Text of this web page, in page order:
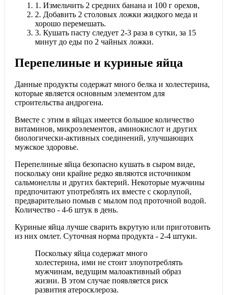
1. Измельчить 2 средних банана и 100 г орехов,
2. Добавить 2 столовых ложки жидкого меда и
хорошо перемешать.
3. Кушать пасту следует 2-3 раза в сутки, за 15
минут до еды по 2 чайных ложки.
Перепелиные и куриные яйца
Данные продукты содержат много белка и холестерина,
которые является основным элементом для
строительства андрогена.
Вместе с этим в яйцах имеется большое количество
витаминов, микроэлементов, аминокислот и других
биологически-активных соединений, улучшающих
мужское здоровье.
Перепелиные яйца безопасно кушать в сыром виде,
поскольку они крайне редко являются источником
сальмонеллы и других бактерий. Некоторые мужчины
предпочитают употреблять их вместе с скорлупой,
предварительно помыв с мылом под проточной водой.
Количество - 4-6 штук в день.
Куриные яйца лучше сварить вкрутую или приготовить
из них омлет. Суточная норма продукта - 2-4 штуки.
Поскольку яйца содержат много
холестерина, ими не стоит злоупотреблять
мужчинам, ведущим малоактивный образ
жизни. В этом случае появляется риск
развития атеросклероза.